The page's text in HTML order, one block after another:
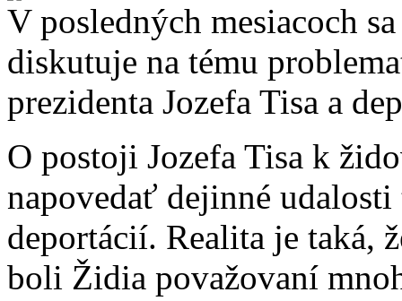
V posledných mesiacoch
diskutuje na tému
prezidenta Jozefa Tisa a
O postoji Jozefa Tisa k
napovedať dejinné
deportácií. Realita je taká,
boli Židia považovaní